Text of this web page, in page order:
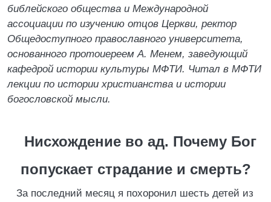
библейского общества и Международной
ассоциации по изучению отцов Церкви, ректор
Общедоступного православного университета,
основанного протоиереем А. Менем, заведующий
кафедрой истории культуры МФТИ. Читал в МФТИ
лекции по истории христианства и истории
богословской мысли.
Нисхождение во ад. Почему Бог
попускает страдание и смерть?
За последний месяц я похоронил шесть детей из